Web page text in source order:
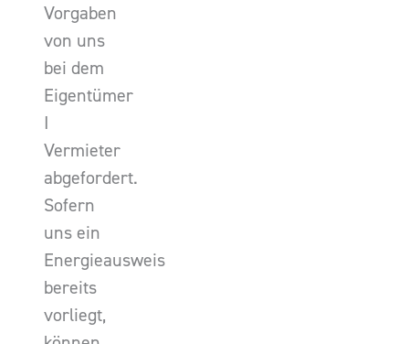
Vorgaben
von uns
bei dem
Eigentümer
I
Vermieter
abgefordert.
Sofern
uns ein
Energieausweis
bereits
vorliegt,